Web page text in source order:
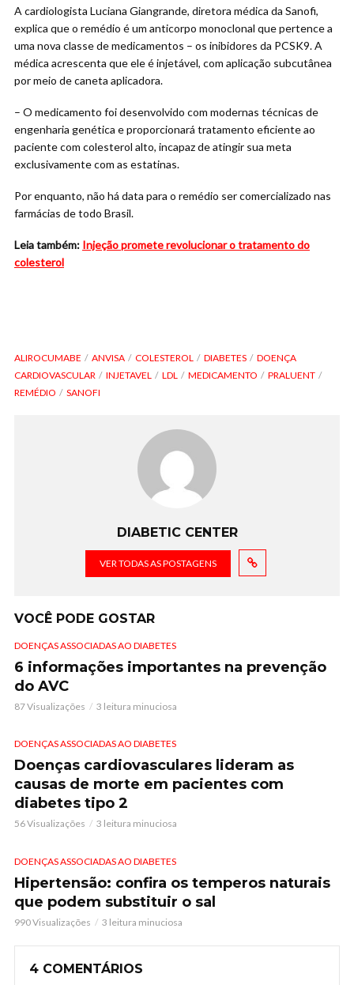
A cardiologista Luciana Giangrande, diretora médica da Sanofi,
explica que o remédio é um anticorpo monoclonal que pertence a
uma nova classe de medicamentos – os inibidores da PCSK9. A
médica acrescenta que ele é injetável, com aplicação subcutânea
por meio de caneta aplicadora.
– O medicamento foi desenvolvido com modernas técnicas de
engenharia genética e proporcionará tratamento eficiente ao
paciente com colesterol alto, incapaz de atingir sua meta
exclusivamente com as estatinas.
Por enquanto, não há data para o remédio ser comercializado nas
farmácias de todo Brasil.
Leia também: Injeção promete revolucionar o tratamento do
colesterol
ALIROCUMABE ANVISA COLESTEROL DIABETES
DOENÇA
CARDIOVASCULAR
INJETAVEL LDL MEDICAMENTO
PRALUENT
REMÉDIO
SANOFI
DIABETIC CENTER
VER TODAS AS POSTAGENS
VOCÊ PODE GOSTAR
DOENÇAS ASSOCIADAS AO DIABETES
6 informações importantes na prevenção
do AVC
87 Visualizações 3 leitura minuciosa
DOENÇAS ASSOCIADAS AO DIABETES
Doenças cardiovasculares lideram as
causas de morte em pacientes com
diabetes tipo 2
56 Visualizações 3 leitura minuciosa
DOENÇAS ASSOCIADAS AO DIABETES
Hipertensão: confira os temperos naturais
que podem substituir o sal
990 Visualizações 3 leitura minuciosa
4 COMENTÁRIOS